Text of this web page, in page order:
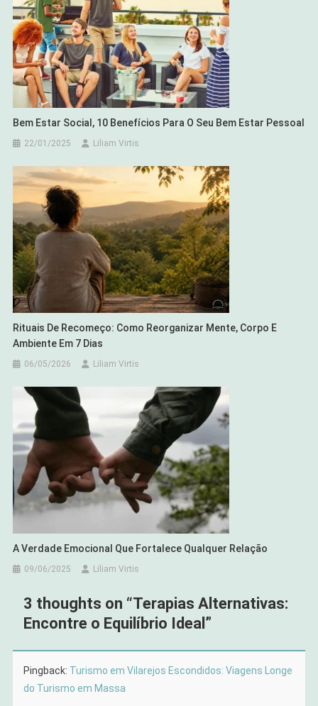
Bem Estar Social, 10 Benefícios Para O Seu Bem Estar Pessoal
22/01/2025 Liliam Virtis
Rituais De Recomeço: Como Reorganizar Mente, Corpo E
Ambiente Em 7 Dias
06/05/2026 Liliam Virtis
A Verdade Emocional Que Fortalece Qualquer Relação
09/06/2025 Liliam Virtis
3 thoughts on “Terapias Alternativas:
Encontre o Equilíbrio Ideal ”
Pingback: Turismo em Vilarejos Escondidos: Viagens Longe
do Turismo em Massa